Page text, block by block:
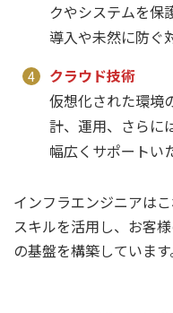
クやシステムを保
導入や未然に防ぐ
クラウド技術
仮想化された環境
計、運用、さらに
幅広くサポートい
インフラエンジニアは
スキルを活用し、お客
の基盤を構築しています